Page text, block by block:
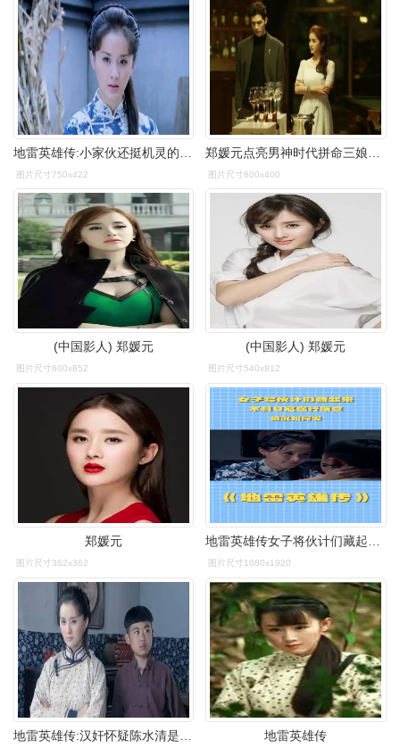
图片尺寸750x422 图片尺寸600x400
(中国影人) 郑媛元
图片尺寸600x852
(中国影人) 郑媛元
图片尺寸540x812
郑媛元
图片尺寸362x362 图片尺寸1080x1920
地雷英雄传